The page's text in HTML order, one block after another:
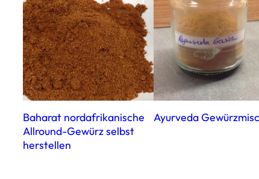
Baharat nordafrikanische
Allround-Gewürz selbst
herstellen
Ayurveda